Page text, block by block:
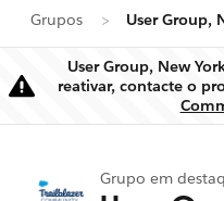
Grupos User Group,
User Group, New
reativar, contacte o
Grupo em